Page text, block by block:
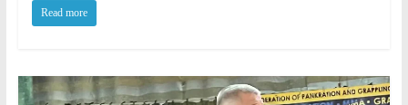
Read more